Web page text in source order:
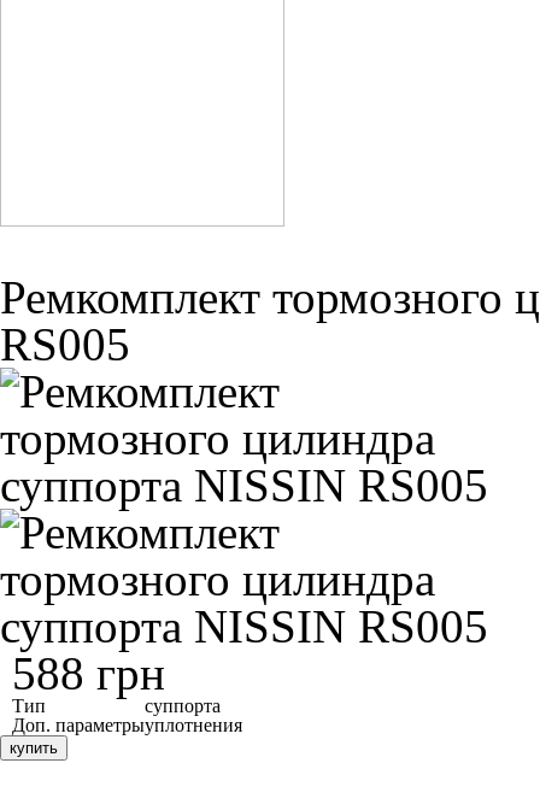
Ремкомплект тормозного
RS005
588 грн
Тип
суппорта
Доп. параметрыуплотнения
купить